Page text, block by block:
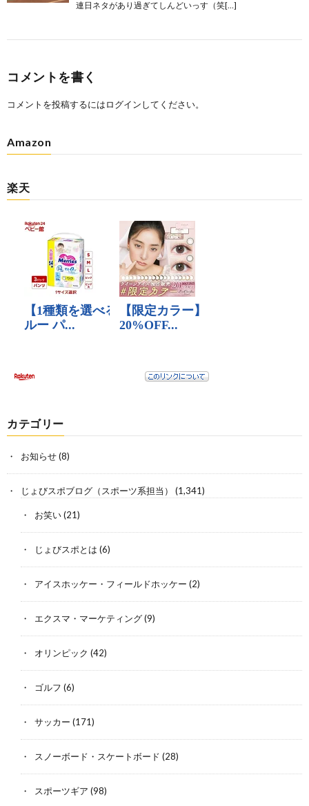
連日ネタがあり過ぎてしんどいっす（笑[…]
コメントを書く
コメントを投稿するにはログインしてください。
Amazon
楽天
カテゴリー
お知らせ(8)
じょびスポブログ（スポーツ系担当） (1,341)
お笑い(21)
じょびスポとは (6)
アイスホッケー・フィールドホッケー (2)
エクスマ・マーケティング(9)
オリンピック (42)
ゴルフ (6)
サッカー (171)
スノーボード・スケートボード (28)
スポーツギア (98)